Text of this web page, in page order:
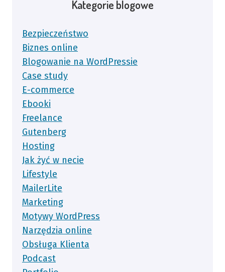
Kategorie blogowe
Bezpieczeństwo
Biznes online
Blogowanie na WordPressie
Case study
E-commerce
Ebooki
Freelance
Gutenberg
Hosting
Jak żyć w necie
Lifestyle
MailerLite
Marketing
Motywy WordPress
Narzędzia online
Obsługa Klienta
Podcast